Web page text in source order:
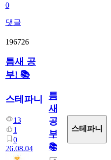
0
댓글
196726
틈새 공
부! 📚
스테파니
13
1
0
26.08.04
틈
새
공
부!
📚
스테파니